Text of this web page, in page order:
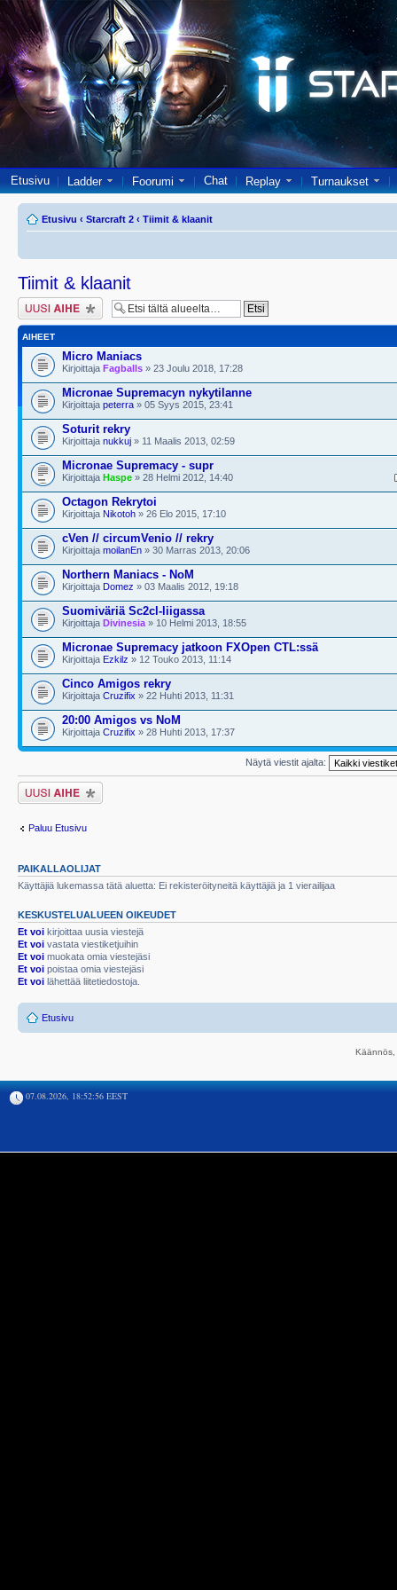
Etusivu Ladder Foorumi Chat Replay Turnaukset
Etusivu ‹ Starcraft 2 ‹ Tiimit & klaanit
Tiimit & klaanit
Lähetä uusi viesti
AIHEET
Micro Maniacs
Kirjoittaja Fagballs » 23 Joulu 2018, 17:28
Micronae Supremacyn nykytilanne
Kirjoittaja peterra » 05 Syys 2015, 23:41
Soturit rekry
Kirjoittaja nukkuj » 11 Maalis 2013, 02:59
Micronae Supremacy - supr
Kirjoittaja Haspe » 28 Helmi 2012, 14:40
Octagon Rekrytoi
Kirjoittaja Nikotoh » 26 Elo 2015, 17:10
cVen // circumVenio // rekry
Kirjoittaja moilanEn » 30 Marras 2013, 20:06
Northern Maniacs - NoM
Kirjoittaja Domez » 03 Maalis 2012, 19:18
Suomiväriä Sc2cl-liigassa
Kirjoittaja Divinesia » 10 Helmi 2013, 18:55
Micronae Supremacy jatkoon FXOpen CTL:ssä
Kirjoittaja Ezkilz » 12 Touko 2013, 11:14
Cinco Amigos rekry
Kirjoittaja Cruzifix » 22 Huhti 2013, 11:31
20:00 Amigos vs NoM
Kirjoittaja Cruzifix » 28 Huhti 2013, 17:37
Näytä viestit ajalta:
Lähetä uusi viesti
Paluu Etusivu
PAIKALLAOLIJAT
Käyttäjiä lukemassa tätä aluetta: Ei rekisteröityneitä käyttäjiä ja 1 vierailijaa
KESKUSTELUALUEEN OIKEUDET
Et voi kirjoittaa uusia viestejä
Et voi vastata viestiketjuihin
Et voi muokata omia viestejäsi
Et voi poistaa omia viestejäsi
Et voi lähettää liitetiedostoja.
Etusivu
07.08.2026, 18:52:56 EEST